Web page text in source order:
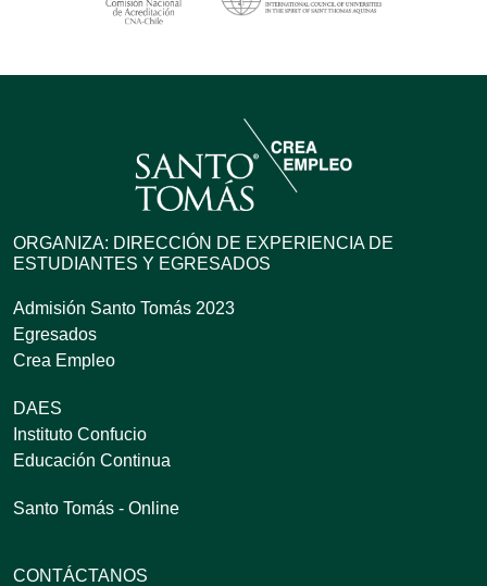
ORGANIZA: DIRECCIÓN DE EXPERIENCIA DE
ESTUDIANTES Y EGRESADOS
Admisión Santo Tomás 2023
Egresados
Crea Empleo
DAES
Instituto Confucio
Educación Continua
Santo Tomás - Online
CONTÁCTANOS